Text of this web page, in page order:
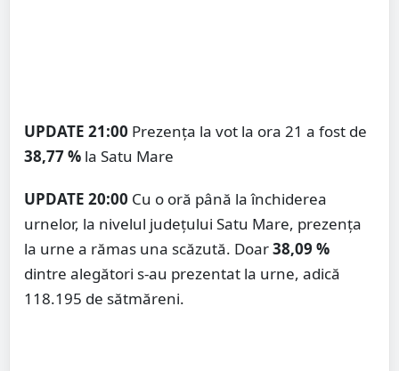
UPDATE 21:00 Prezența la vot la ora 21 a fost de
38,77 % la Satu Mare
UPDATE 20:00 Cu o oră până la închiderea
urnelor, la nivelul județului Satu Mare, prezența
la urne a rămas una scăzută. Doar38,09 %
dintre alegători s-au prezentat la urne, adică
118.195 de sătmăreni.